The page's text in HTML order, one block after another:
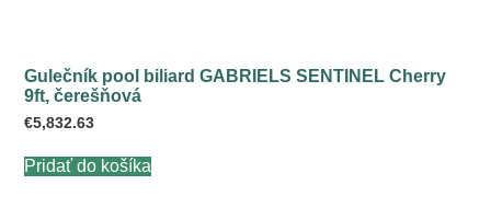
Gulečník pool biliard GABRIELS SENTINEL Cherry
9ft, čerešňová
€5,832.63
Pridať do košíka